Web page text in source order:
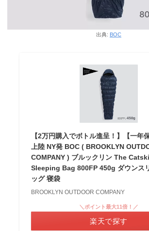
出典: BOC
【2万円購入でボトル進呈！】【一年
上陸 NY発 BOC ( BROOKLYN
COMPANY ) ブルックリン The
Sleeping Bag 800FP 450g ダウンス
ッグ 寝袋
BROOKLYN OUTDOOR COMPANY
＼ポイント最大11倍！／
楽天で探す